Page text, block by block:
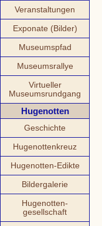
Veranstaltungen
Exponate (Bilder)
Museumspfad
Museumsrallye
Virtueller
Museumsrundgang
Hugenotten
Geschichte
Hugenottenkreuz
Hugenotten-Edikte
Bildergalerie
Hugenotten-
gesellschaft